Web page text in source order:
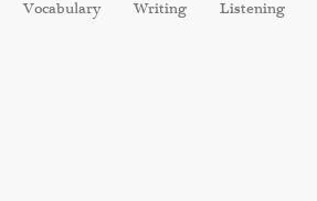
Vocabulary Writing Listening